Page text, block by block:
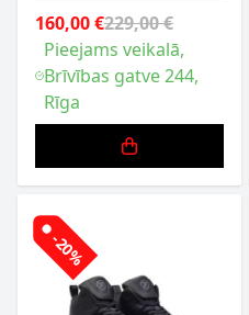
160,00 €229,00 €
Pieejams veikalā,
Brīvības gatve 244,
Rīga
-20%